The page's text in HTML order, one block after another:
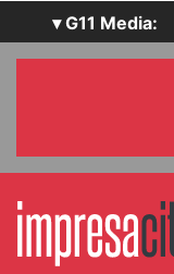
▾ G11 Media:
SecurityOpenLab